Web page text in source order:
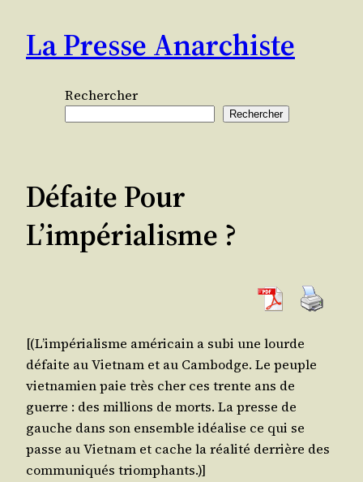
contenu
La Presse Anarchiste
Rechercher
Rechercher
Défaite Pour
L’impérialisme ?
[(L’impérialisme amé­ri­cain a subi une lourde
défaite au Viet­nam et au Cam­bodge. Le peuple
viet­na­mien paie très cher ces trente ans de
guerre : des mil­lions de morts. La presse de
gauche dans son ensemble idéa­lise ce qui se
passe au Viet­nam et cache la réa­li­té der­rière des
com­mu­ni­qués triomphants.)]